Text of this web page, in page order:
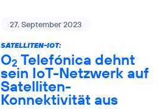
27. September 2023
SATELLITEN-IOT:
O2 Telefónica dehnt
sein IoT-Netzwerk auf
Satelliten-
Konnektivität aus